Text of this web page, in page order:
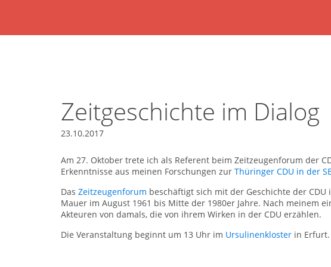
Zeitgeschichte im Dialog
23.10.2017
Am 27. Oktober trete ich als Referent beim Zeitzeugenforum der
Erkenntnisse aus meinen Forschungen zur Thüringer CDU in der
Das Zeitzeugenforum beschäftigt sich mit der Geschichte der
Mauer im August 1961 bis Mitte der 1980er Jahre. Nach meinem
Akteuren von damals, die von ihrem Wirken in der CDU erzählen.
Die Veranstaltung beginnt um 13 Uhr im Ursulinenkloster in Erfurt.